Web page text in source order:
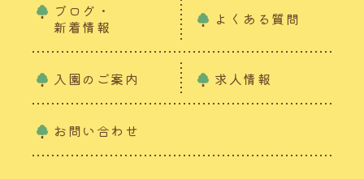
ブログ・
新着情報
よくある質問
入園のご案内 求人情報
お問い合わせ